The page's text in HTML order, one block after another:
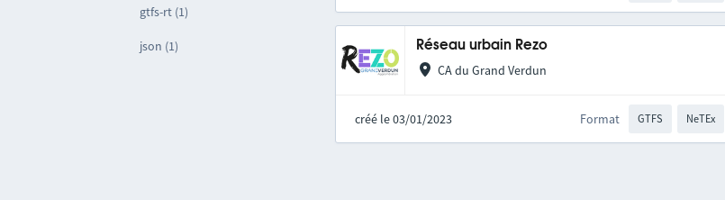
gtfs-rt (1)
json (1) Réseau urbain Rezo
CA du Grand Verdun
créé le 03/01/2023 Format GTFS NeTEx